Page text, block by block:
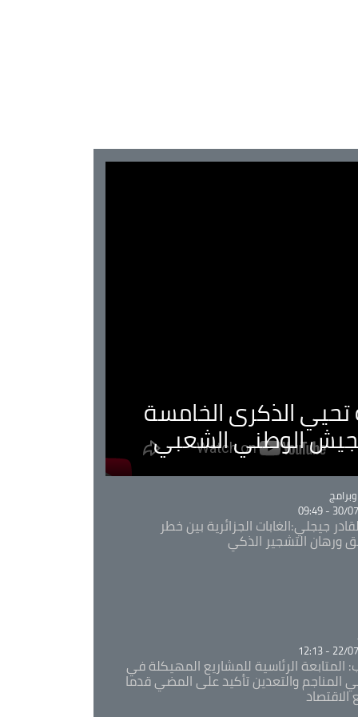
تحيي الذكرى الخامسة
الوطني الشعبي
30/07/
جيجلي:الغابات الجزائرية بين خطر
ورهان التشجير الذكي
22/07/
المتابعة الرئاسية للمشاريع المهيكلة في
المناجم والتعدين تأكيد على المضي قدما
الاقتصاد